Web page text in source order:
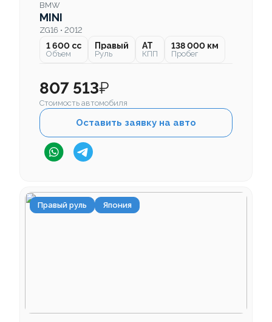
BMW
MINI
ZG16 • 2012
1 600 cc
Объем
Правый
Руль
AT
КПП
138 000 км
Пробег
807 513₽
Стоимость автомобиля
Оставить заявку на авто
Правый руль Япония